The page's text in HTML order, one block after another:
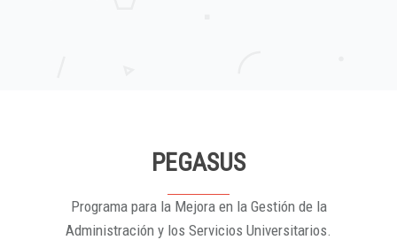
PEGASUS
Programa para la Mejora en la Gestión de la
Administración y los Servicios Universitarios.